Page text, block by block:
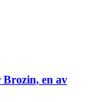
Brozin, en av